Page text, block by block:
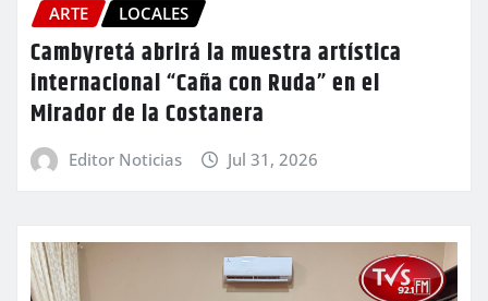
ARTE LOCALES
Cambyretá abrirá la muestra artística
internacional “Caña con Ruda” en el
Mirador de la Costanera
Editor Noticias Jul 31, 2026